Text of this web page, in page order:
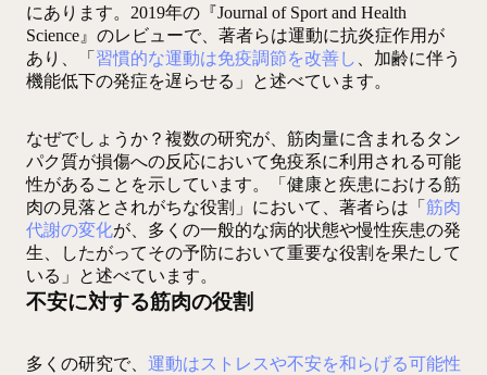
にあります。2019年の『Journal of Sport and Health
Science』のレビューで、著者らは運動に抗炎症作用が
あり、「 習慣的な運動は免疫調節を改善し
、加齢に伴う
機能低下の発症を遅らせる」と述べています。
なぜでしょうか？複数の研究が、筋肉量に含まれるタン
パク質が損傷への反応において免疫系に利用される可能
性があることを示しています。「健康と疾患における筋
肉の見落とされがちな役割」において、著者らは「 筋肉
代謝の変化が、多くの一般的な病的状態や慢性疾患の発
生、したがってその予防において重要な役割を果たして
いる」と述べています。
不安に対する筋肉の役割
多くの研究で、 運動はストレスや不安を和らげる可能性